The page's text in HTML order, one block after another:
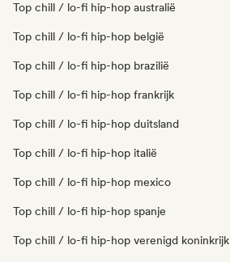
Top chill / lo-fi hip-hop australië
Top chill / lo-fi hip-hop belgië
Top chill / lo-fi hip-hop brazilië
Top chill / lo-fi hip-hop frankrijk
Top chill / lo-fi hip-hop duitsland
Top chill / lo-fi hip-hop italië
Top chill / lo-fi hip-hop mexico
Top chill / lo-fi hip-hop spanje
Top chill / lo-fi hip-hop verenigd koninkrijk